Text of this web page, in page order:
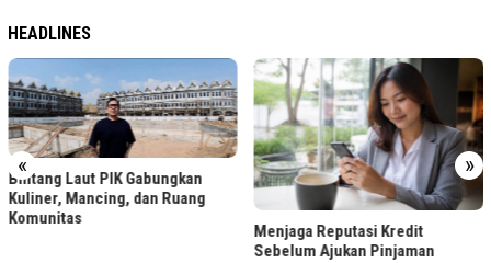
HEADLINES
« »
Bintang Laut PIK Gabungkan
Kuliner, Mancing, dan Ruang
Komunitas
Menjaga Reputasi Kredit
Sebelum Ajukan Pinjaman